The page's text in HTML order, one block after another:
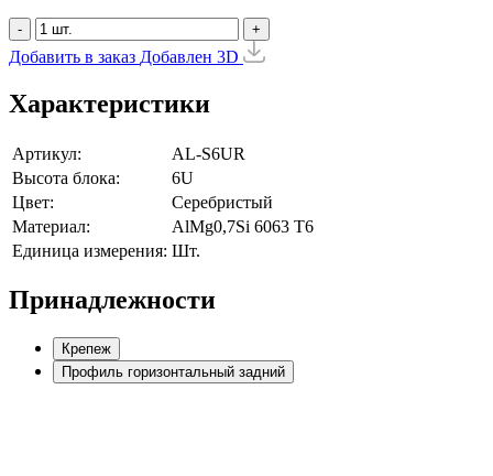
- +
Добавить в заказ Добавлен 3D
Характеристики
Артикул:
AL-S6UR
Высота блока:
6U
Цвет:
Серебристый
Материал:
AlMg0,7Si 6063 Т6
Единица измерения: Шт.
Принадлежности
Крепеж
Профиль горизонтальный задний